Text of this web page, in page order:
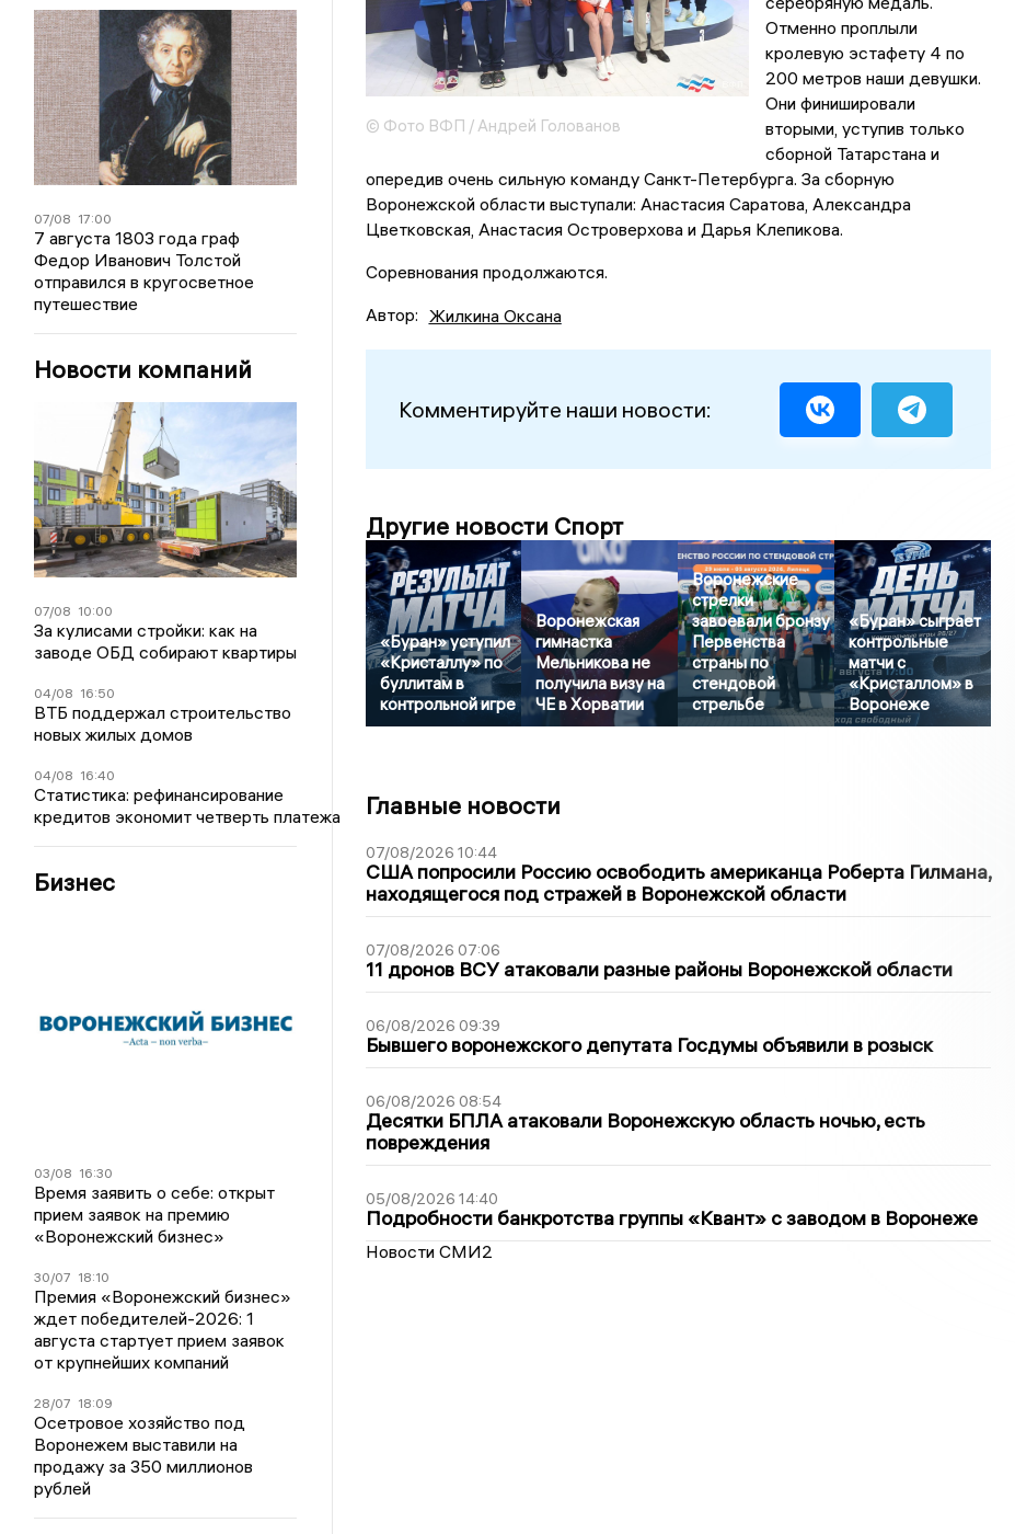
07/08 17:00
7 августа 1803 года граф
Федор Иванович Толстой
отправился в кругосветное
путешествие
Новости компаний
07/08 10:00
За кулисами стройки: как на
заводе ОБД собирают квартиры
04/08 16:50
ВТБ поддержал строительство
новых жилых домов
04/08 16:40
Статистика: рефинансирование
кредитов экономит четверть платежа
Бизнес
03/08 16:30
Время заявить о себе: открыт
прием заявок на премию
«Воронежский бизнес»
30/07 18:10
Премия «Воронежский бизнес»
ждет победителей-2026: 1
августа стартует прием заявок
от крупнейших компаний
28/07 18:09
Осетровое хозяйство под
Воронежем выставили на
продажу за 350 миллионов
рублей
© Фото ВФП / Андрей Голованов
Отменно проплыли
кролевую эстафету 4 по
200 метров наши девушки.
Они финишировали
вторыми, уступив только
сборной Татарстана и
опередив очень сильную команду Санкт-Петербурга. За сборную
Воронежской области выступали: Анастасия Саратова, Александра
Цветковская, Анастасия Островерхова и Дарья Клепикова.
Соревнования продолжаются.
Автор: Жилкина Оксана
Комментируйте наши новости:
Другие новости Спорт
«Буран» уступил
«Кристаллу» по
буллитам в
контрольной игре
Воронежская
гимнастка
Мельникова не
получила визу на
ЧЕ в Хорватии
Воронежские
стрелки
завоевали бронзу
Первенства
страны по
стендовой
стрельбе
«Буран» сыграет
контрольные
матчи с
«Кристаллом» в
Воронеже
Главные новости
07/08/2026 10:44
США попросили Россию освободить американца Роберта Гилмана,
находящегося под стражей в Воронежской области
07/08/2026 07:06
11 дронов ВСУ атаковали разные районы Воронежской области
06/08/2026 09:39
Бывшего воронежского депутата Госдумы объявили в розыск
06/08/2026 08:54
Десятки БПЛА атаковали Воронежскую область ночью, есть
повреждения
05/08/2026 14:40
Подробности банкротства группы «Квант» с заводом в Воронеже
Новости СМИ2